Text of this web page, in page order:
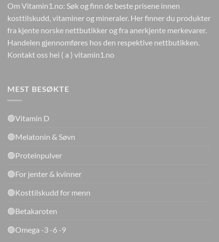
Om Vitamin1.no: Søk og finn de beste prisene innen
kosttilskudd, vitaminer og mineraler. Her finner du produkter
fra kjente norske nettbutikker og fra anerkjente merkevarer.
Handelen gjennomføres hos den respektive nettbutikken.
Kontakt oss hei ( a ) vitamin1.no
MEST BESØKTE
🟢Vitamin D
🟢Melatonin & Søvn
🟢Proteinpulver
🟢For jenter & kvinner
🟢Kosttilskudd for menn
🟢Betakaroten
🟢Omega -3 -6 -9